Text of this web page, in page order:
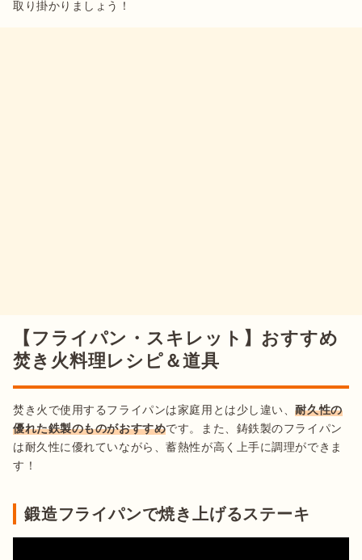
【フライパン・スキレット】おすすめ
焚き火料理レシピ＆道具
焚き火で使用するフライパンは家庭用とは少し違い、耐久性の
優れた鉄製のものがおすすめです。また、鋳鉄製のフライパン
は耐久性に優れていながら、蓄熱性が高く上手に調理ができま
す！
鍛造フライパンで焼き上げるステーキ